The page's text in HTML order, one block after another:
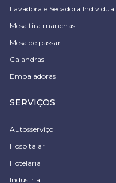
Lavadora e Secadora Individual
Mesa tira manchas
Mesa de passar
Calandras
Embaladoras
SERVIÇOS
Autosserviço
Hospitalar
Hotelaria
Industrial